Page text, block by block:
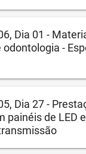
Dia 01 -
-
Dia 27 -
painéis de LED